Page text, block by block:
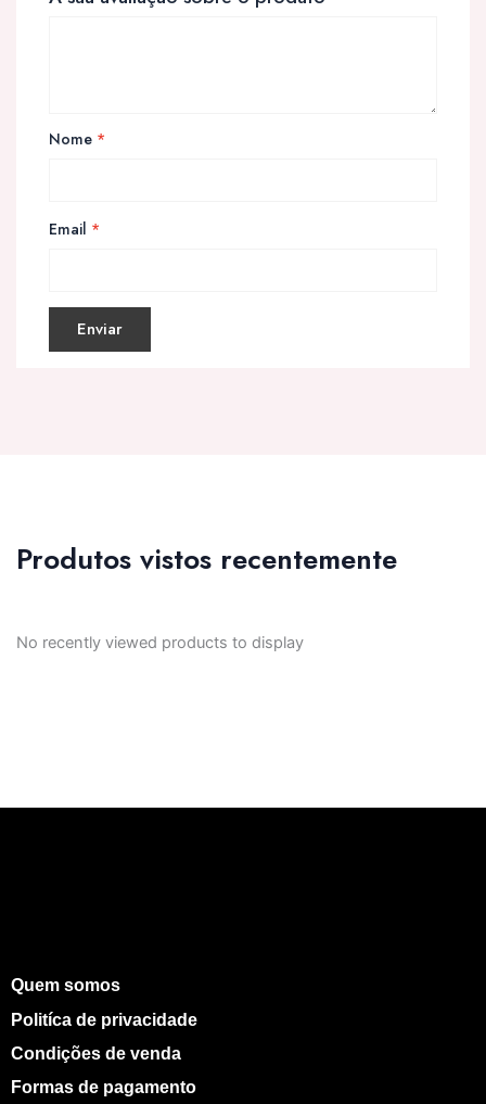
Nome *
Email *
Produtos vistos recentemente
No recently viewed products to display
Quem somos
Politíca de privacidade
Condições de venda
Formas de pagamento